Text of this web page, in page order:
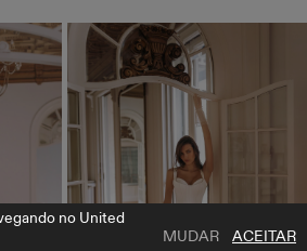
no United
MUDAR ACEITAR